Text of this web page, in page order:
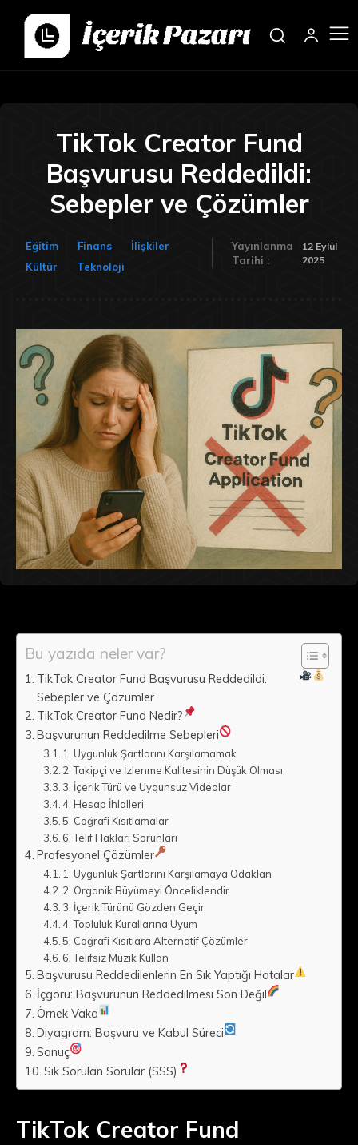
TikTok Creator Fund
Başvurusu Reddedildi:
Sebepler ve Çözümler
Eğitim Finans
İlişkiler
Kültür
Teknoloji
Yayınlanma
Tarihi :
12 Eylül
2025
Bu yazıda neler var?
TikTok Creator Fund Başvurusu Reddedildi:
Sebepler ve Çözümler
TikTok Creator Fund Nedir?
Başvurunun Reddedilme Sebepleri
1. Uygunluk Şartlarını Karşılamamak
2. Takipçi ve İzlenme Kalitesinin Düşük Olması
3. İçerik Türü ve Uygunsuz Videolar
4. Hesap İhlalleri
5. Coğrafi Kısıtlamalar
6. Telif Hakları Sorunları
Profesyonel Çözümler
1. Uygunluk Şartlarını Karşılamaya Odaklan
2. Organik Büyümeyi Önceliklendir
3. İçerik Türünü Gözden Geçir
4. Topluluk Kurallarına Uyum
5. Coğrafi Kısıtlara Alternatif Çözümler
6. Telifsiz Müzik Kullan
Başvurusu Reddedilenlerin En Sık Yaptığı Hatalar
İçgörü: Başvurunun Reddedilmesi Son Değil
Örnek Vaka
Diyagram: Başvuru ve Kabul Süreci
Sonuç
Sık Sorulan Sorular (SSS)
TikTok Creator Fund